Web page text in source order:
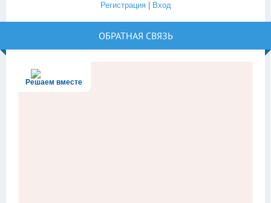
Регистрация| Вход
ОБРАТНАЯ СВЯЗЬ
Решаем вместе